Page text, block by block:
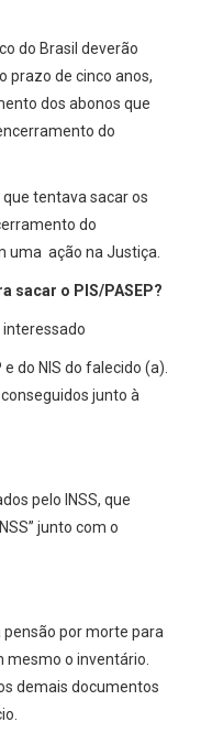
do Brasil deverão
prazo de cinco anos,
dos abonos que
do
tentava sacar os
do
uma ação na Justiça.
sacar o PIS/PASEP?
do NIS do falecido (a).
junto à
pelo INSS, que
junto com o
pensão por morte para
mesmo o inventário.
demais documentos